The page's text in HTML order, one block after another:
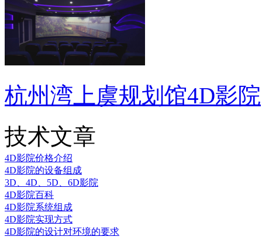
杭州湾上虞规划馆4D影院
技术文章
4D影院价格介绍
4D影院的设备组成
3D、4D、5D、6D影院
4D影院百科
4D影院系统组成
4D影院实现方式
4D影院的设计对环境的要求